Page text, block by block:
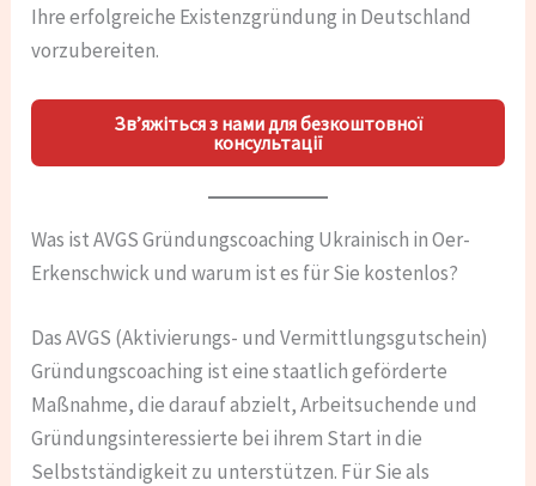
Ihre erfolgreiche Existenzgründung in Deutschland
vorzubereiten.
Зв’яжіться з нами для безкоштовної
консультації
Was ist AVGS Gründungscoaching Ukrainisch in Oer-
Erkenschwick und warum ist es für Sie kostenlos?
Das AVGS (Aktivierungs- und Vermittlungsgutschein)
Gründungscoaching ist eine staatlich geförderte
Maßnahme, die darauf abzielt, Arbeitsuchende und
Gründungsinteressierte bei ihrem Start in die
Selbstständigkeit zu unterstützen. Für Sie als